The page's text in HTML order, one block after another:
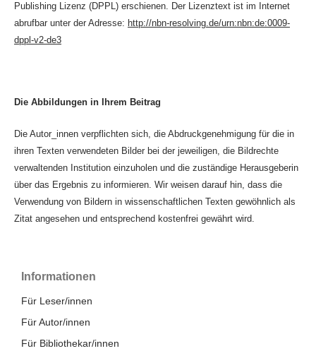
Publishing Lizenz (DPPL) erschienen. Der Lizenztext ist im Internet
abrufbar unter der Adresse: http://nbn-resolving.de/urn:nbn:de:0009-
dppl-v2-de3
Die Abbildungen in Ihrem Beitrag
Die Autor_innen verpflichten sich, die Abdruckgenehmigung für die in
ihren Texten verwendeten Bilder bei der jeweiligen, die Bildrechte
verwaltenden Institution einzuholen und die zuständige Herausgeberin
über das Ergebnis zu informieren. Wir weisen darauf hin, dass die
Verwendung von Bildern in wissenschaftlichen Texten gewöhnlich als
Zitat angesehen und entsprechend kostenfrei gewährt wird.
Informationen
Für Leser/innen
Für Autor/innen
Für Bibliothekar/innen